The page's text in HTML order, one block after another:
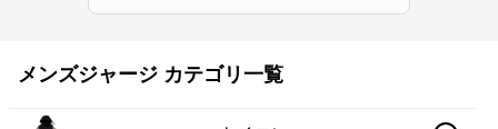
メンズジャージ カテゴリ一覧